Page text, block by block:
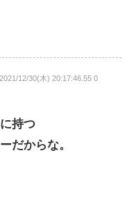
12/30(木) 20:17:46.55 0
持つ
だからな。